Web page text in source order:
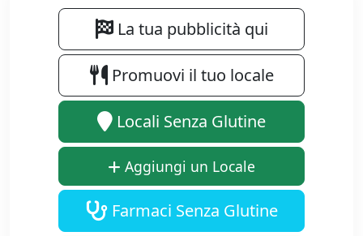
La tua pubblicità qui
Promuovi il tuo locale
Locali Senza Glutine
Aggiungi un Locale
Farmaci Senza Glutine